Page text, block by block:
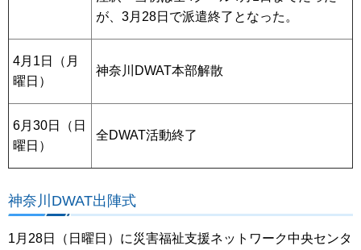
が、3月28日で派遣終了となった。
4月1日（月
曜日）
神奈川DWAT本部解散
6月30日（日
曜日）
全DWAT活動終了
神奈川DWAT出陣式
1月28日（日曜日）に災害福祉支援ネットワーク中央センタ